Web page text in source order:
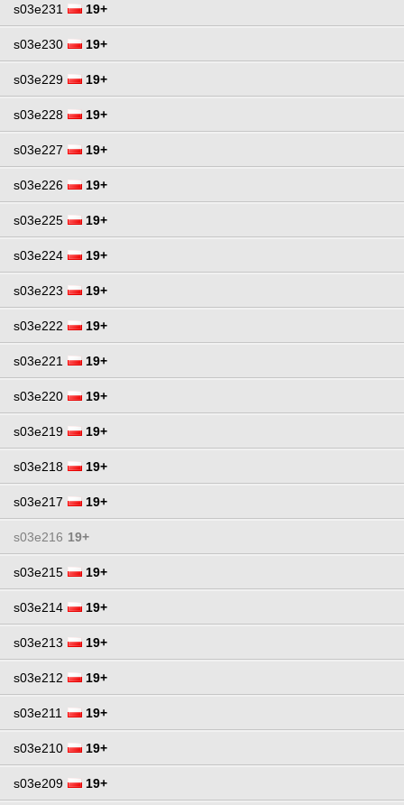
s03e231 19+
s03e230 19+
s03e229 19+
s03e228 19+
s03e227 19+
s03e226 19+
s03e225 19+
s03e224 19+
s03e223 19+
s03e222 19+
s03e221 19+
s03e220 19+
s03e219 19+
s03e218 19+
s03e217 19+
s03e216 19+
s03e215 19+
s03e214 19+
s03e213 19+
s03e212 19+
s03e211 19+
s03e210 19+
s03e209 19+